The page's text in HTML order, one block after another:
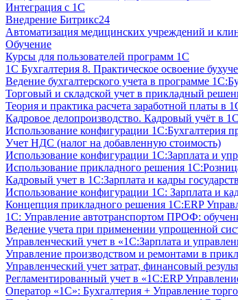
Интеграция с 1С
Внедрение Битрикс24
Автоматизация медицинских учреждений и
Обучение
Курсы для пользователей программ 1С
1С Бухгалтерия 8. Практическое освоение
Ведение бухгалтерского учета в программе
Торговый и складской учет в прикладный
Теория и практика расчета заработной платы в
Кадровое делопроизводство. Кадровый учёт в
Использование конфигурации 1С:Бухгалтерия
Учет НДС (налог на добавленную стоимость)
Использование конфигурации 1С:Зарплата и
Использование прикладного решения
Кадровый учет в 1С:Зарплата и кадры
Использование конфигурации ‎1С: Зарплата и
Концепция прикладного решения 1С:ERP
1С: Управление автотранспортом ПРОФ:
Ведение учета при применении упрощенной
Управленческий учет в «1C:Зарплата и
Управление производством и ремонтами в
Управленческий учет затрат, финансовый
Регламентированный учет в «1С:ERP
Оператор «1С»: Бухгалтерия + Управление